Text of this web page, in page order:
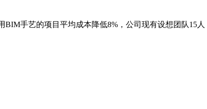
手艺的项目平均成本降低8%，公司现有设想团队15